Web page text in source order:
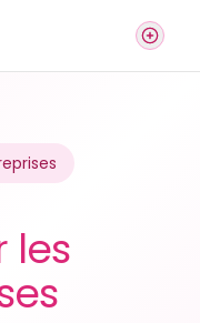
les